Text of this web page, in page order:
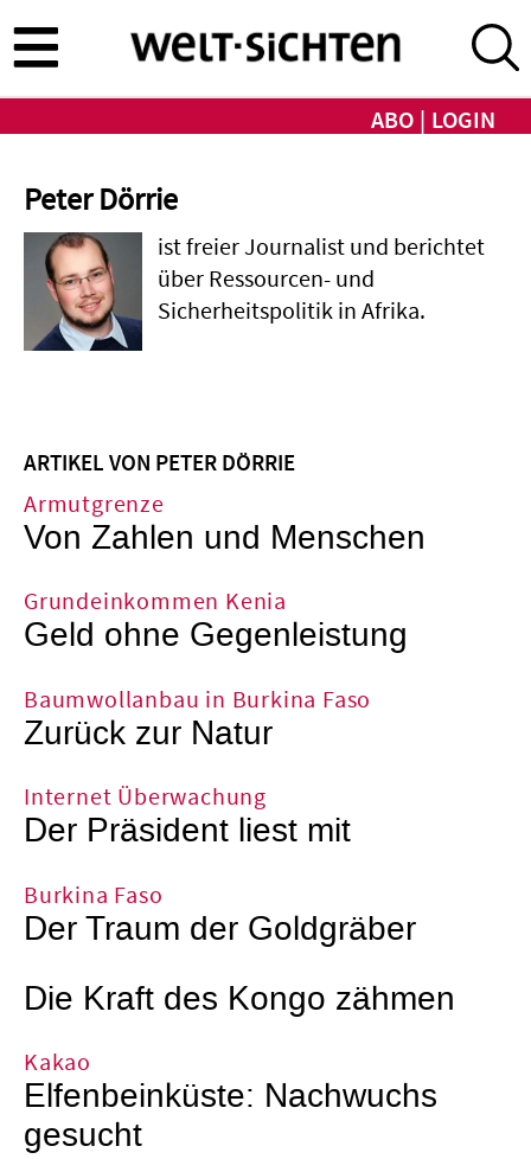
zum
Inhalt
ABO LOGIN
Peter Dörrie
ist freier Journalist und berichtet
über Ressourcen- und
Sicherheitspolitik in Afrika.
ARTIKEL VON PETER DÖRRIE
Armutgrenze
Von Zahlen und Menschen
Grundeinkommen Kenia
Geld ohne Gegenleistung
Baumwollanbau in Burkina Faso
Zurück zur Natur
Internet Überwachung
Der Präsident liest mit
Burkina Faso
Der Traum der Goldgräber
Die Kraft des Kongo zähmen
Kakao
Elfenbeinküste: Nachwuchs
gesucht